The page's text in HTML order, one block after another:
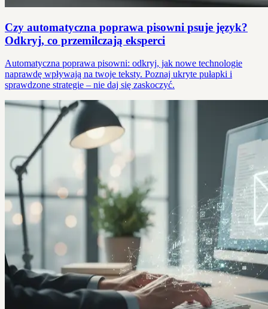
Czy automatyczna poprawa pisowni psuje język?
Odkryj, co przemilczają eksperci
Automatyczna poprawa pisowni: odkryj, jak nowe technologie
naprawdę wpływają na twoje teksty. Poznaj ukryte pułapki i
sprawdzone strategie – nie daj się zaskoczyć.